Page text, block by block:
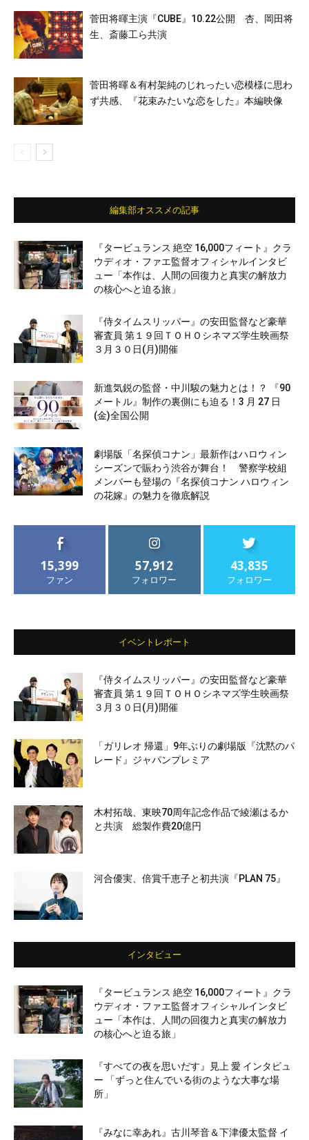
菅田将暉主演『CUBE』10.22公開 杏、岡田将
生、斎藤工ら共演
菅田将暉＆有村架純のじれったい恋模様に思わ
ず共感、『花束みたいな恋をした』本編映像
編集部オススメの記事
『タービュランス 絶空 16,000フィート』クラ
ウディオ・ファエ監督オフィシャルインタビ
ュー「本作は、人間の回復力と真実の解放力
の核心へと迫る旅」
『侍タイムスリッパー』の安田監督など豪華
審査員 第１９回ＴＯＨＯシネマズ学生映画祭
３月３０日(月)開催
新進気鋭の監督・中川駿の魅力とは！？ 『90
メートル』制作の裏側にも迫る！3 月 27 日
(金)全国公開
劇場版「名探偵コナン」最新作はハロウィン
シーズンで賑わう渋谷が舞台！ 警察学校組
メンバーも登場の『名探偵コナン ハロウィン
の花嫁』の魅力を徹底解説
15,399
ファン
57,912
フォロワー
43,835
フォロワー
イベントレポート
『侍タイムスリッパー』の安田監督など豪華
審査員 第１９回ＴＯＨＯシネマズ学生映画祭
３月３０日(月)開催
「ガリレオ 帰還」9年ぶりの劇場版『沈黙のパ
レード』ジャパンプレミア
木村拓哉、東映70周年記念作品で綾瀬はるか
と共演 総製作費20億円
河合優実、倍賞千恵子と初共演『PLAN 75』
インタビュー
『タービュランス 絶空 16,000フィート』クラ
ウディオ・ファエ監督オフィシャルインタビ
ュー「本作は、人間の回復力と真実の解放力
の核心へと迫る旅」
『すべての夜を思いだす』見上 愛 インタビュ
ー 「ずっと住んでいる街のような大事な場
所」
『みなに幸あれ』古川琴音＆下津優太監督 イ